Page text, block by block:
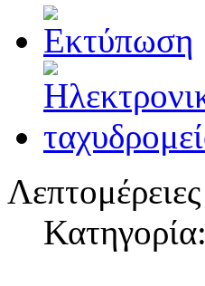
Λεπτομέρειες
Κατηγορία: